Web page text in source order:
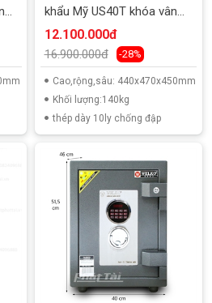
khẩu Mỹ US40T khóa vân
tay
12.100.000đ
16.900.000đ -28%
Cao,rộng,sâu: 440x470x450mm
Khối lượng:140kg
thép dày 10ly chống đập